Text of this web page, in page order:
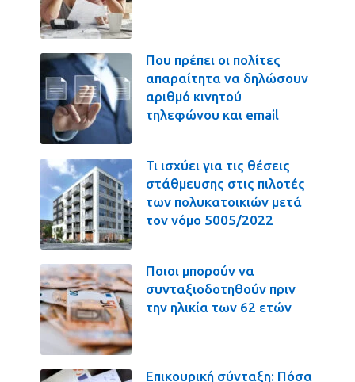
Που πρέπει οι πολίτες
απαραίτητα να δηλώσουν
αριθμό κινητού
τηλεφώνου και email
Τι ισχύει για τις θέσεις
στάθμευσης στις πιλοτές
των πολυκατοικιών μετά
τον νόμο 5005/2022
Ποιοι μπορούν να
συνταξιοδοτηθούν πριν
την ηλικία των 62 ετών
Επικουρική σύνταξη: Πόσα